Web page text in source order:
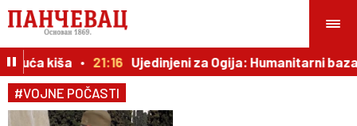
kiša 21:16
Ujedinjeni za Ogija: Humanitarni
#VOJNE POČASTI